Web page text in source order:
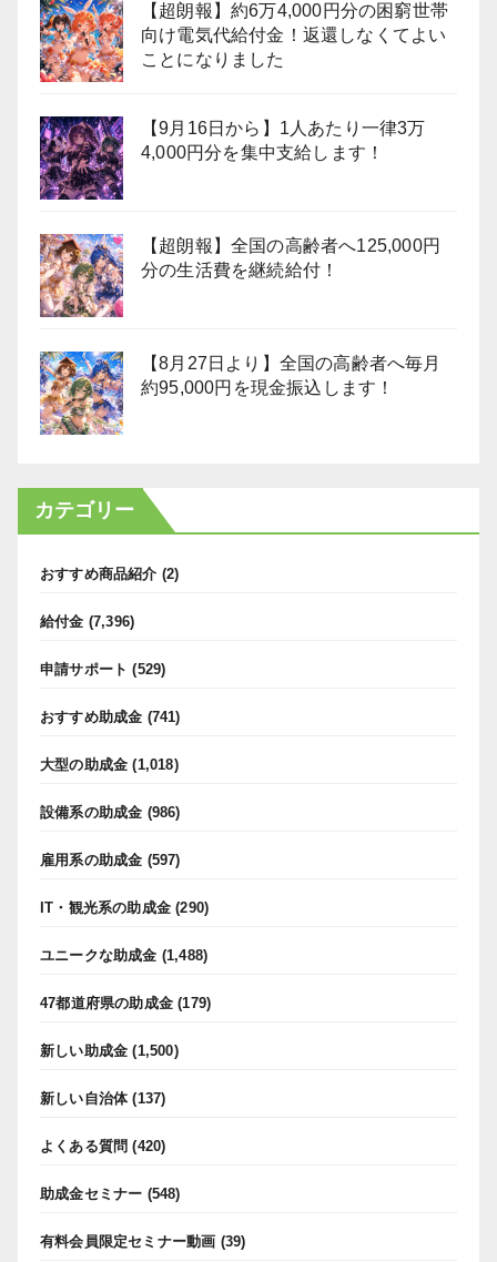
【超朗報】約6万4,000円分の困窮世帯
向け電気代給付金！返還しなくてよい
ことになりました
【9月16日から】1人あたり一律3万
4,000円分を集中支給します！
【超朗報】全国の高齢者へ125,000円
分の生活費を継続給付！
【8月27日より】全国の高齢者へ毎月
約95,000円を現金振込します！
カテゴリー
おすすめ商品紹介 (2)
給付金 (7,396)
申請サポート (529)
おすすめ助成金 (741)
大型の助成金 (1,018)
設備系の助成金 (986)
雇用系の助成金 (597)
IT・観光系の助成金 (290)
ユニークな助成金 (1,488)
47都道府県の助成金 (179)
新しい助成金 (1,500)
新しい自治体(137)
よくある質問 (420)
助成金セミナー (548)
有料会員限定セミナー動画 (39)